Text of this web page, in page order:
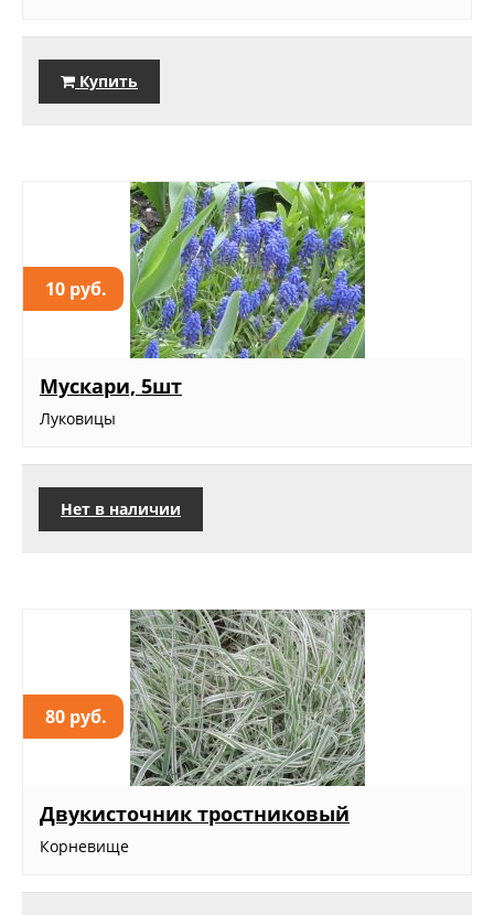
Купить
10 руб.
Мускари, 5шт
Луковицы
Нет в наличии
80 руб.
Двукисточник тростниковый
Корневище